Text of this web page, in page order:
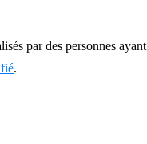
par des personnes ayant
.